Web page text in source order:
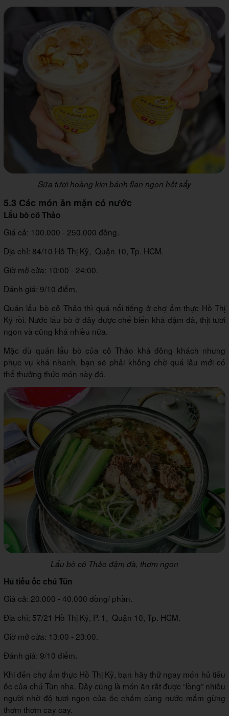
Sữa tươi hoàng kim bánh flan ngon hết sẩy
5.3 Các món ăn mặn có nước
Lẩu bò cô Thảo
Giá cả: 100.000 - 250.000 đồng.
Địa chỉ: 84/10 Hồ Thị Kỷ, Quận 10, Tp. HCM.
Giờ mở cửa: 10:00 - 24:00.
Đánh giá: 9/10 điểm.
Quán lẩu bò cô Thảo thì quá nổi tiếng ở chợ ẩm thực Hồ Thị
Kỷ rồi. Nước lẩu bò ở đây được chế biến khá đậm đà, thịt tươi
ngon và cũng khá nhiều nữa.
Mặc dù quán lẩu bò của cô Thảo khá đông khách nhưng
phục vụ khá nhanh, bạn sẽ phải không chờ quá lâu mới có
thể thưởng thức món này đó.
Lẩu bò cô Thảo đậm đà, thơm ngon
Hủ tiếu ốc chú Tũn
Giá cả: 20.000 - 40.000 đồng/ phần.
Địa chỉ: 57/21 Hồ Thị Kỷ, P. 1, Quận 10, Tp. HCM.
Giờ mở cửa: 13:00 - 23:00.
Đánh giá: 9/10 điểm.
Khi đến chợ ẩm thực Hồ Thị Kỷ, bạn hãy thử ngay món hủ tiếu
ốc của chú Tũn nha. Đây cũng là món ăn rất được “lòng” nhiều
người nhờ độ tươi ngon của ốc chấm cùng nước mắm gừng
thơm thơm cay cay.